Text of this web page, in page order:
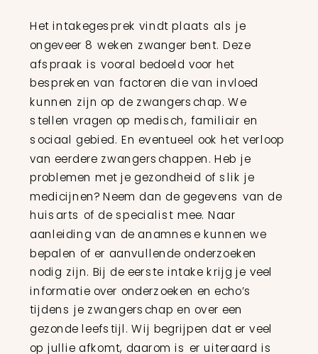
Het intakegesprek vindt plaats als je
ongeveer 8 weken zwanger bent. Deze
afspraak is vooral bedoeld voor het
bespreken van factoren die van invloed
kunnen zijn op de zwangerschap. We
stellen vragen op medisch, familiair en
sociaal gebied. En eventueel ook het verloop
van eerdere zwangerschappen. Heb je
problemen met je gezondheid of slik je
medicijnen? Neem dan de gegevens van de
huisarts of de specialist mee. Naar
aanleiding van de anamnese kunnen we
bepalen of er aanvullende onderzoeken
nodig zijn. Bij de eerste intake krijg je veel
informatie over onderzoeken en echo’s
tijdens je zwangerschap en over een
gezonde leefstijl. Wij begrijpen dat er veel
op jullie afkomt, daarom is er uiteraard is